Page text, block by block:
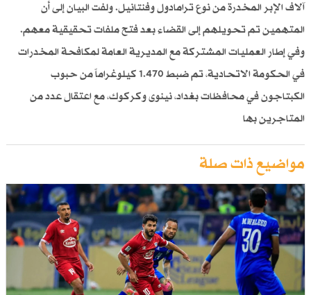
آلاف الإبر المخدرة من نوع ترامادول وفنتانيل. ولفت البيان إلى أن
المتهمين تم تحويلهم إلى القضاء بعد فتح ملفات تحقيقية معهم.
وفي إطار العمليات المشتركة مع المديرية العامة لمكافحة المخدرات
في الحكومة الاتحادية، تم ضبط 1.470 كيلوغراماً من حبوب
الكبتاجون في محافظات بغداد، نينوى وكركوك، مع اعتقال عدد من
المتاجرين بها
مواضيع ذات صلة